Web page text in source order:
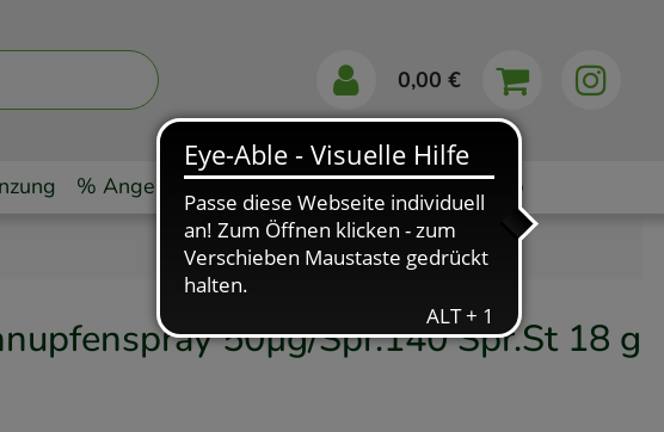
0,00 €
% Angebote Markenshops Ratgeber App
50µg/Spr.140 Spr.St 18 g